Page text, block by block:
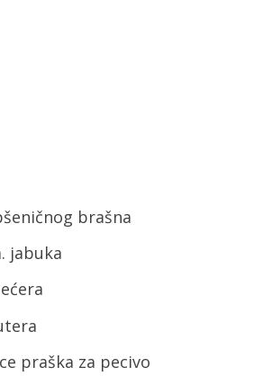
brašna
jabuka
praška za pecivo